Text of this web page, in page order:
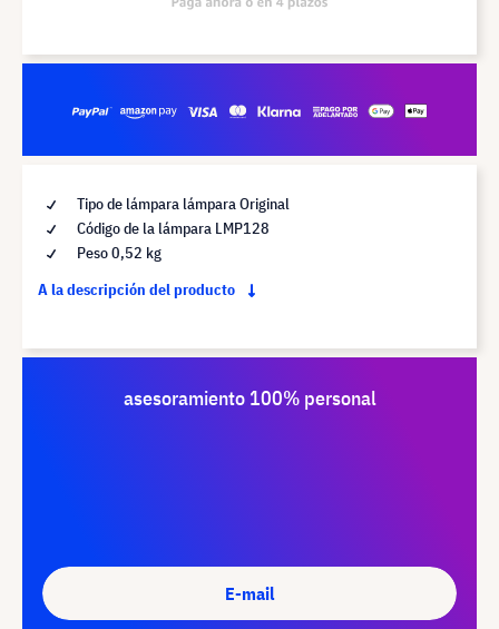
Tipo de lámpara lámpara Original
Código de la lámpara LMP128
Peso 0,52 kg
A la descripción del producto
asesoramiento 100% personal
E-mail